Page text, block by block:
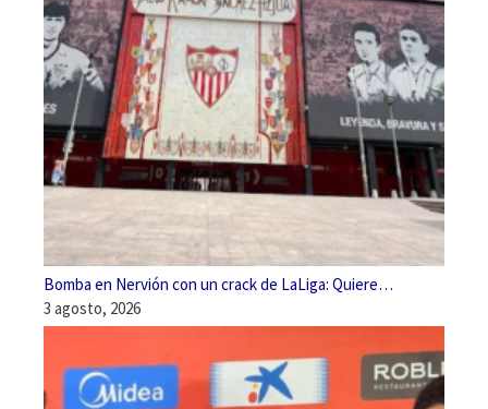
Bomba en Nervión con un crack de LaLiga: Quiere…
3 agosto, 2026